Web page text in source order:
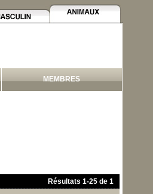
MEMBRES
Résultats 1-25 de 1